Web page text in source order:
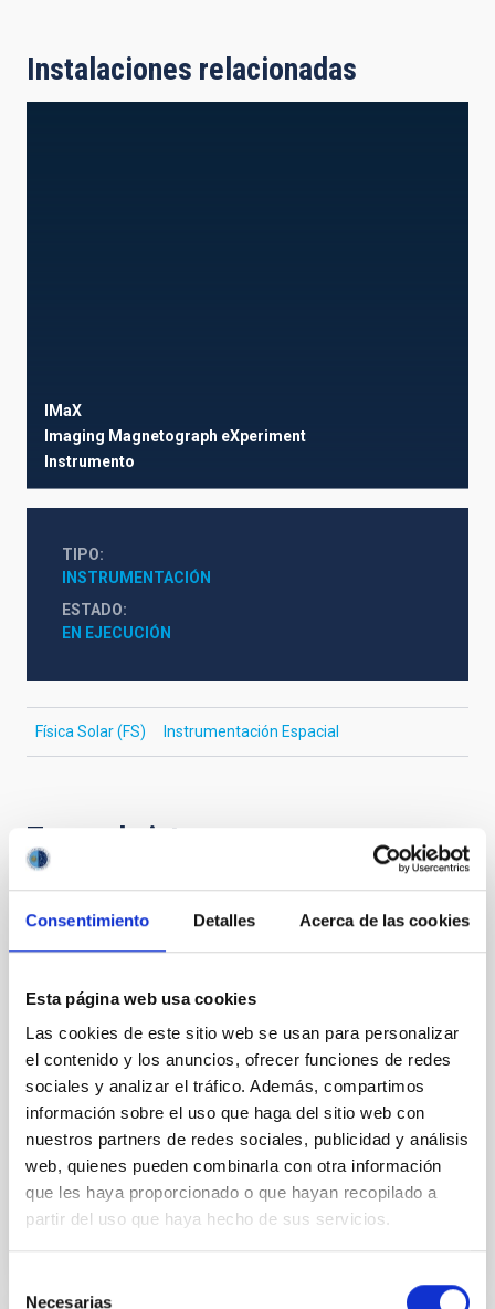
Consentimiento Detalles Acerca de las cookies
Esta página web usa cookies
Las cookies de este sitio web se usan para personalizar
el contenido y los anuncios, ofrecer funciones de redes
sociales y analizar el tráfico. Además, compartimos
información sobre el uso que haga del sitio web con
nuestros partners de redes sociales, publicidad y análisis
web, quienes pueden combinarla con otra información
que les haya proporcionado o que hayan recopilado a
partir del uso que haya hecho de sus servicios.
Necesarias
Instalaciones relacionadas
IMaX
Imaging Magnetograph eXperiment
Instrumento
TIPO
INSTRUMENTACIÓN
ESTADO
EN EJECUCIÓN
Física Solar (FS) Instrumentación Espacial
Te puede interesar
IACTEC Grandes Telescopios: El
Telescopio Solar Europeo - EST
El Telescopio Solar Europeo (EST) (
east.eu
la que participan más de 30 instituciones de 18
países, bajo la coordinación del IAC, representando la
mayor infraestructura de investigación europea
proyectada en el campo de la física solar desde